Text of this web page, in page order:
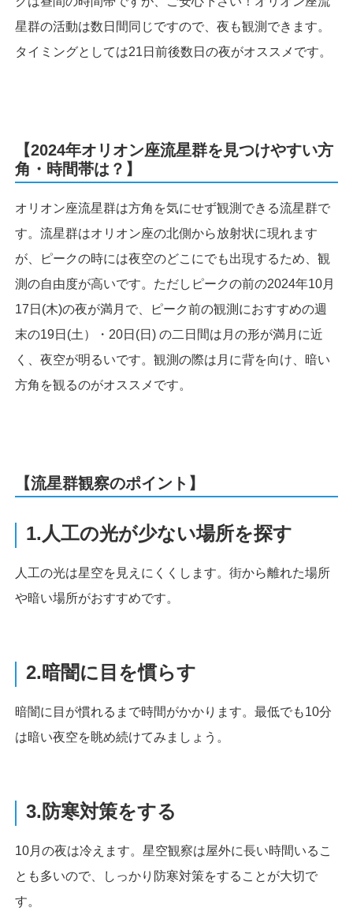
星群の活動は数日間同じですので、夜も観測できます。
タイミングとしては21日前後数日の夜がオススメです。
【2024年オリオン座流星群を見つけやすい方
角・時間帯は？】
オリオン座流星群は方角を気にせず観測できる流星群で
す。流星群はオリオン座の北側から放射状に現れます
が、ピークの時には夜空のどこにでも出現するため、観
測の自由度が高いです。ただしピークの前の2024年10月
17日(木)の夜が満月で、ピーク前の観測におすすめの週
末の19日(土）・20日(日) の二日間は月の形が満月に近
く、夜空が明るいです。観測の際は月に背を向け、暗い
方角を観るのがオススメです。
【流星群観察のポイント】
1.人工の光が少ない場所を探す
人工の光は星空を見えにくくします。街から離れた場所
や暗い場所がおすすめです。
2.暗闇に目を慣らす
暗闇に目が慣れるまで時間がかかります。最低でも10分
は暗い夜空を眺め続けてみましょう。
3.防寒対策をする
10月の夜は冷えます。星空観察は屋外に長い時間いるこ
とも多いので、しっかり防寒対策をすることが大切で
す。